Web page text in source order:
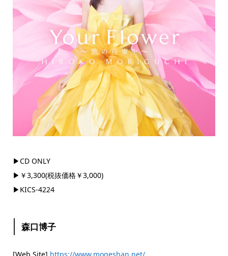
▶CD ONLY
▶￥3,300(税抜価格￥3,000)
▶KICS-4224
森口博子